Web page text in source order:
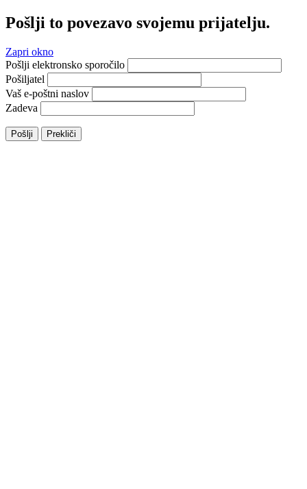
Pošlji to povezavo svojemu prijatelju.
Zapri okno
Pošlji elektronsko sporočilo
Pošiljatel
Vaš e-poštni naslov
Zadeva
Pošlji Prekliči